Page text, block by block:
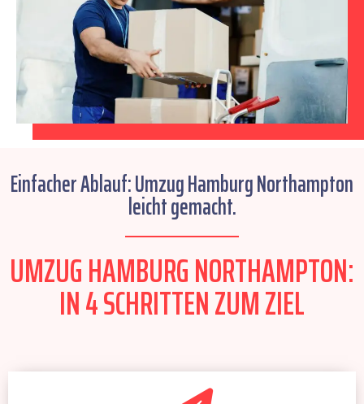
Einfacher Ablauf: Umzug Hamburg Northampton
leicht gemacht.
UMZUG HAMBURG NORTHAMPTON:
IN 4 SCHRITTEN ZUM ZIEL